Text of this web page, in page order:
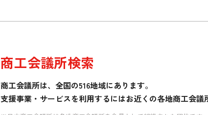
商工会議所検索
商工会議所は、全国の516地域にあります。
支援事業・サービスを利用するにはお近くの各地商工会議